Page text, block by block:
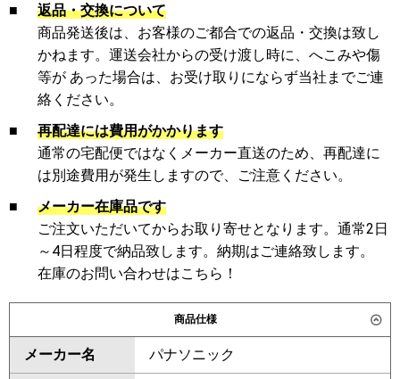
■
返品・交換について
商品発送後は、お客様のご都合での返品・交換は致し
かねます。運送会社からの受け渡し時に、へこみや傷
等が あった場合は、お受け取りにならず当社までご連
絡ください。
■
再配達には費用がかかります
通常の宅配便ではなくメーカー直送のため、再配達に
は別途費用が発生しますので、ご注意ください。
■
メーカー在庫品です
ご注文いただいてからお取り寄せとなります。通常2日
～4日程度で納品致します。納期はご連絡致します。
在庫のお問い合わせはこちら！
商品仕様
メーカー名 パナソニック